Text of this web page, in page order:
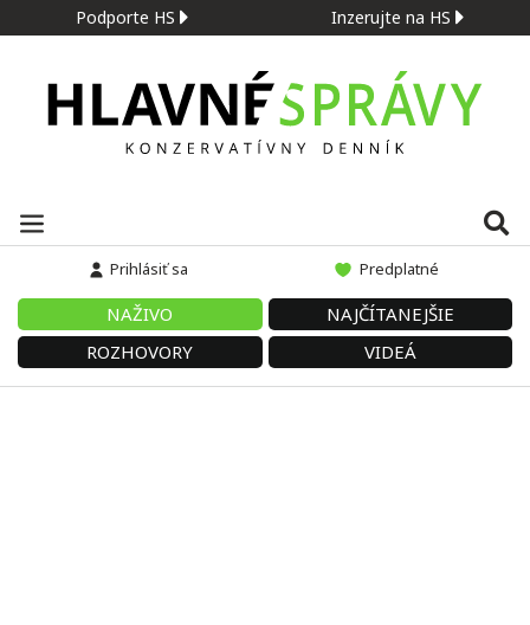
Podporte HS Inzerujte na HS
Prihlásiť sa Predplatné
NAŽIVO
NAJČÍTANEJŠIE
ROZHOVORY
VIDEÁ